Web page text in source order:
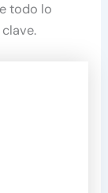
todo lo